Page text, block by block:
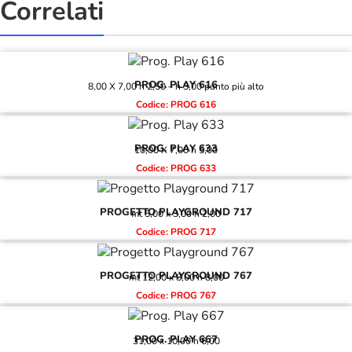
Correlati
PROG. PLAY 616
8,00 X 7,00 h 2,50 – h 3,00 punto più alto
Codice: PROG 616
PROG. PLAY 633
10,00 X 7,00 h 5,00
Codice: PROG 633
PROGETTO PLAYGROUND 717
mt 5,00 x 3,00 h 2,00
Codice: PROG 717
PROGETTO PLAYGROUND 767
mt 12,00 x 8,00 h 8,00
Codice: PROG 767
PROG. PLAY 667
31,00 x 10,00 h 6,00